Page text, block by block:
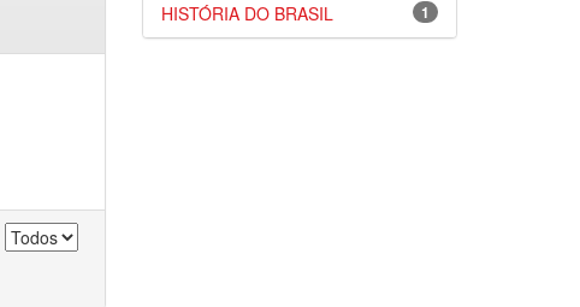
1
HISTÓRIA DO BRASIL